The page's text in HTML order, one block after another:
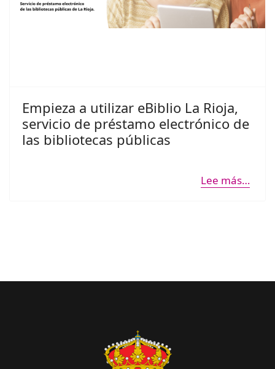
Empieza a utilizar eBiblio La Rioja,
servicio de préstamo electrónico de
las bibliotecas públicas
Lee más…